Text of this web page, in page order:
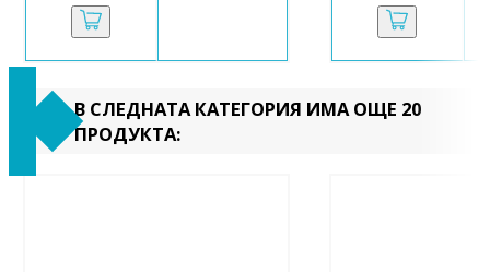
В СЛЕДНАТА КАТЕГОРИЯ ИМА ОЩЕ 20
ПРОДУКТА: